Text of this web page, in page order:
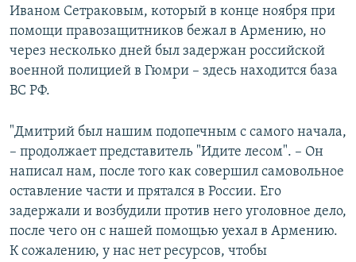
Иваном Сетраковым, который в конце ноября при
помощи правозащитников бежал в Армению, но
через несколько дней был задержан российской
военной полицией в Гюмри – здесь находится база
ВС РФ.
"Дмитрий был нашим подопечным с самого начала,
– продолжает представитель "Идите лесом". – Он
написал нам, после того как совершил самовольное
оставление части и прятался в России. Его
задержали и возбудили против него уголовное дело,
после чего он с нашей помощью уехал в Армению.
К сожалению, у нас нет ресурсов, чтобы